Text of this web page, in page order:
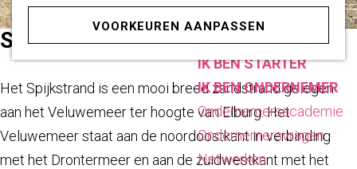
VOORKEUREN AANPASSEN
o
m
e
p
a
g
e
ONDERNEMEN
IK BEN STARTER
IK BEN ONDERNEMER
Ondernemersacademie
Ondernemersvragen
Netwerken
SPIJKSTRAND
Het Spijkstrand is een mooi breed zandstrand gelegen
aan het Veluwemeer ter hoogte van Elburg. Het
Veluwemeer staat aan de noordoostkant in verbinding
met het Drontermeer en aan de zuidwestkant met het